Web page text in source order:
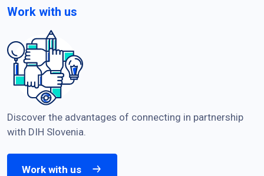
Work with us
Discover the advantages of connecting in partnership
with DIH Slovenia.
Work with us